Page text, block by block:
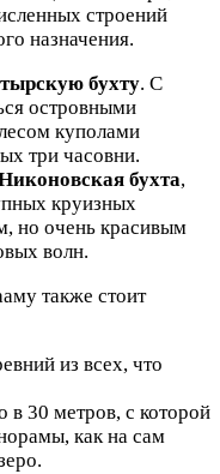
строений
назначения.
бухту. С
островными
куполами
три часовни.
бухта,
круизных
но очень красивым
волн.
также стоит
из всех, что
в 30 метров, с которой
как на сам